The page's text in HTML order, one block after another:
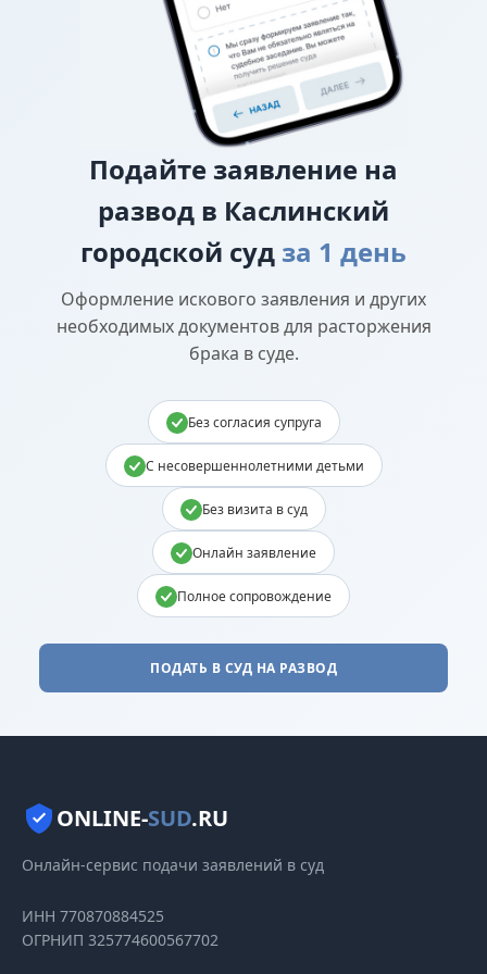
Подайте заявление на
развод в Каслинский
городской суд за 1 день
Оформление искового заявления и других
необходимых документов для расторжения
брака в суде.
Без согласия супруга
С несовершеннолетними детьми
Без визита в суд
Онлайн заявление
Полное сопровождение
ПОДАТЬ В СУД НА РАЗВОД
ONLINE-SUD.RU
Онлайн-сервис подачи заявлений в суд
ИНН 770870884525
ОГРНИП 325774600567702